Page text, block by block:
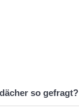
so gefragt?